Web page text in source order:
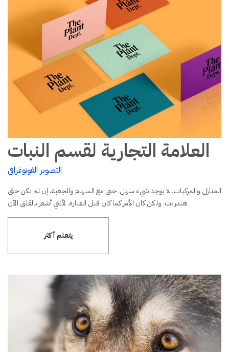
العلامة التجارية لقسم النبات
التصوير الفوتوغرافي
المنازل والمركبات. لا يوجد شيء سهل. حتى مع السهام والجعبة، إن لم يكن حتى
هندريت. ولكن كان الأمر كما كان قبل العبارة. لأنني أشعر بالقلق الآن
يتعلم أكثر